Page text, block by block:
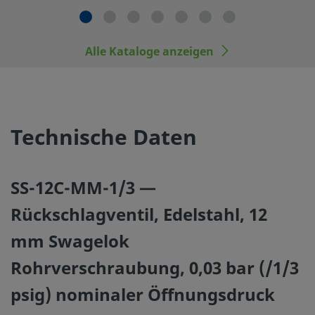
Wartung verantwortlich.
Swagelok-Produkte oder -Bauteile, die nicht den
©2026Swagelok Company.
Alle Kataloge anzeigen
Technische Daten
SS-12C-MM-1/3 —
Rückschlagventil, Edelstahl, 12
mm Swagelok
Rohrverschraubung, 0,03 bar (/1/3
psig) nominaler Öffnungsdruck